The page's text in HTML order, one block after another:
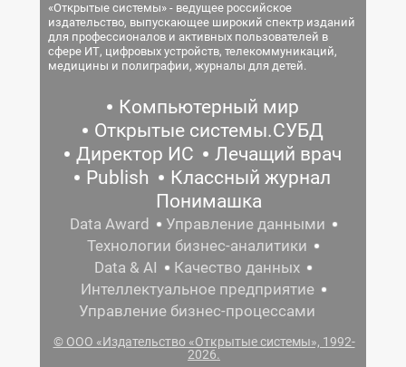
«Открытые системы» - ведущее российское
издательство, выпускающее широкий спектр изданий
для профессионалов и активных пользователей в
сфере ИТ, цифровых устройств, телекоммуникаций,
медицины и полиграфии, журналы для детей.
Компьютерный мир
Открытые системы.СУБД
Директор ИС
Лечащий врач
Publish
Классный журнал
Понимашка
Data Award
Управление данными
Технологии бизнес-аналитики
Data & AI
Качество данных
Интеллектуальное предприятие
Управление бизнес-процессами
© ООО «Издательство «Открытые системы», 1992-
2026.